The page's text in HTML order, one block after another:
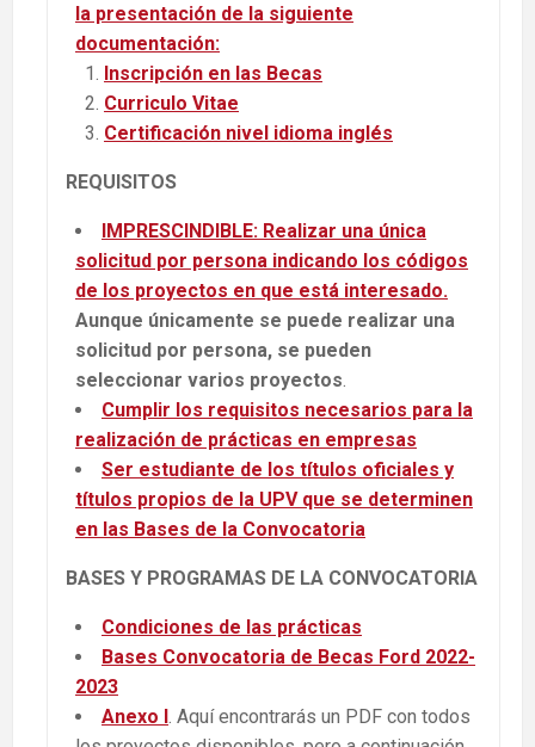
la presentación de la siguiente
documentación:
Inscripción en las Becas
Curriculo Vitae
Certificación nivel idioma inglés
REQUISITOS
IMPRESCINDIBLE: Realizar una única
solicitud por persona indicando los códigos
de los proyectos en que está interesado.
Aunque únicamente se puede realizar una
solicitud por persona, se pueden
seleccionar varios proyectos
Cumplir los requisitos necesarios para la
realización de prácticas en empresas
Ser estudiante de los títulos oficiales y
títulos propios de la UPV que se determinen
en las Bases de la Convocatoria
BASES Y PROGRAMAS DE LA CONVOCATORIA
Condiciones de las prácticas
Bases Convocatoria de Becas Ford 2022-
2023
Anexo I . Aquí encontrarás un PDF con todos